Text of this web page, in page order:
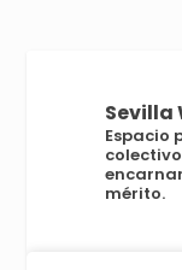
Sevilla
Espacio
mérito.